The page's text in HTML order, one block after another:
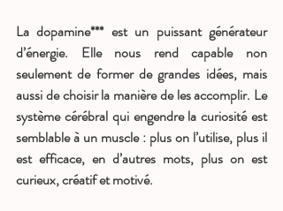
La dopamine*** est un puissant générateur
d’énergie. Elle nous rend capable non
seulement de former de grandes idées, mais
aussi de choisir la manière de les accomplir. Le
système cérébral qui engendre la curiosité est
semblable à un muscle : plus on l’utilise, plus il
est efficace, en d’autres mots, plus on est
curieux, créatif et motivé.